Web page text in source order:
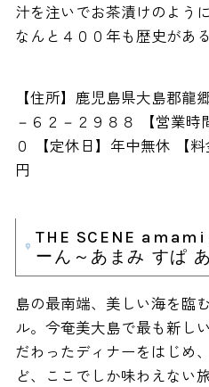
汁を注いでお茶漬けのよう
なんと４００年も歴史があ
【住所】鹿児島県大島郡龍
－６２－２９８８ 【営業時
０ 【定休日】年中無休 【
円
THE SCENE
ーん～あまみ すぱ
島の最南端、美しい海を臨
ル。今奄美大島で最も新し
だわったディナーをはじめ
ど、ここでしか味わえない